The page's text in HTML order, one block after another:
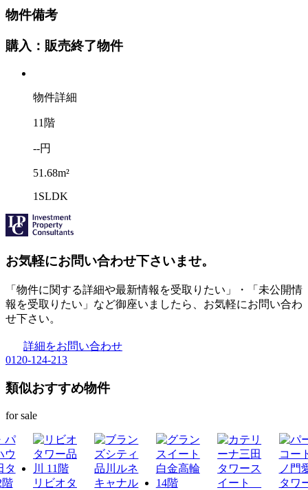
物件備考
購入：販売終了物件
物件詳細
11階
--円
51.68m²
1SLDK
お気軽にお問い合わせ下さいませ。
「物件に関する詳細や最新情報を受取りたい」・「未公開情
報を受取りたい」など御座いましたら、お気軽にお問い合わ
せ下さい。
詳細をお問い合わせ
0120-124-213
類似おすすめ物件
for sale
リビオタ